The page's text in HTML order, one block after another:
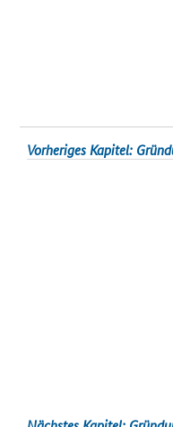
Vorheriges Kapitel: